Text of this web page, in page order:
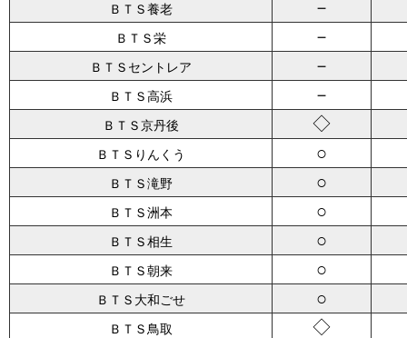
ＢＴＳ養老 －
ＢＴＳ栄 －
ＢＴＳセントレア －
ＢＴＳ高浜 －
ＢＴＳ京丹後 ◇
ＢＴＳりんくう ○
ＢＴＳ滝野 ○
ＢＴＳ洲本 ○
ＢＴＳ相生 ○
ＢＴＳ朝来 ○
ＢＴＳ大和ごせ ○
ＢＴＳ鳥取 ◇